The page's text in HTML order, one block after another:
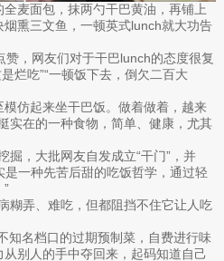
麦面包，抹两勺干巴黄油，再铺上
熏三文鱼，一顿英式lunch就大功告
，网友们对于干巴lunch的态度很复
烂吃”“一顿饭下去，倒欠二百大
仿起来坐干巴饭。做着做着，越来
实在的一种食物，简单、健康，尤其
掘，大批网友自发成立“干门”，并
是一种先苦后甜的吃饭哲学，通过轻
糊弄、难吃，但都阻挡不住它让人吃
知名档口的过期预制菜，自费进行味
别人的手中夺回来，起码知道自己